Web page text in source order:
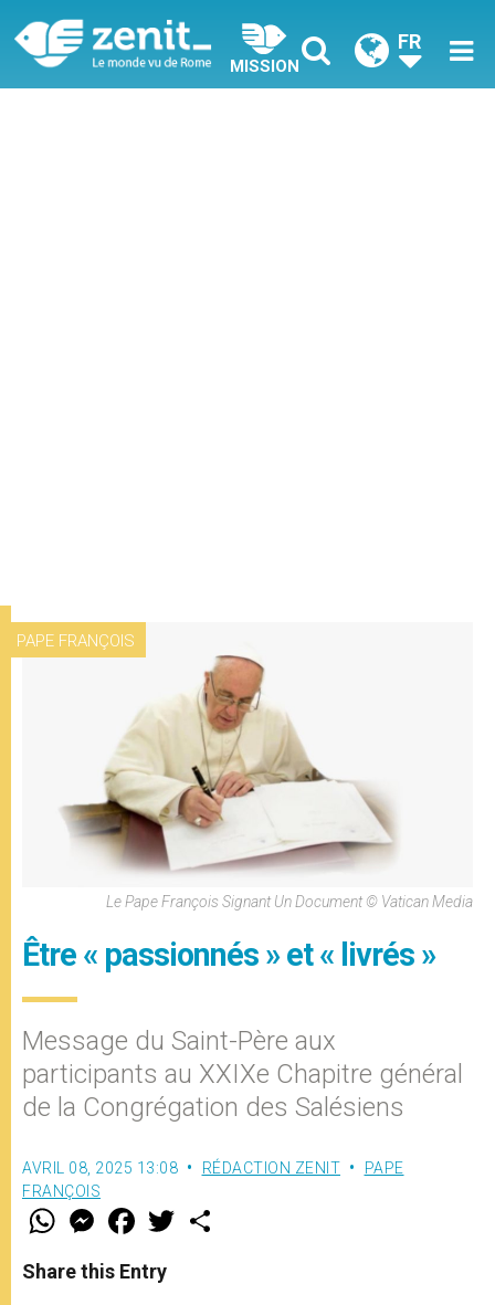
MISSION
FR
PAPE FRANÇOIS
Le Pape François Signant Un Document © Vatican Media
Être « passionnés » et « livrés »
Message du Saint-Père aux
participants au XXIXe Chapitre général
de la Congrégation des Salésiens
AVRIL 08, 2025 13:08 RÉDACTION ZENIT
PAPE
FRANÇOIS
W
t
s
M
e
s
e
F
a
e
b
w
Share this Entry